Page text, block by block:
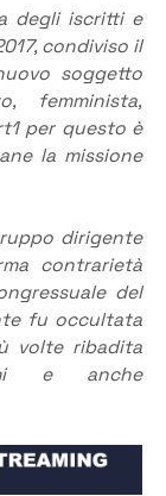
degli iscritti e
condiviso il
soggetto
femminista,
per questo è
la missione
dirigente
contrarietà
del
fu occultata
volte ribadita
e anche